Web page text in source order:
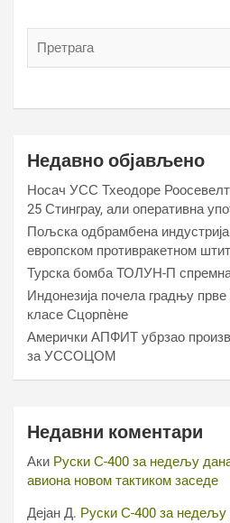
Недавно објављено
Носач УСС Тхеодоре
25 Стинграy, али оперативна
Пољска одбрамбена
европском противракетном
Турска бомба ТОЛУН-П
Индонезија почела градњу
класе Сцорпèне
Амерички АПФИТ убрзао
за УССОЦОМ
Недавни коментари
Аки Руски С-400 за недељу
авиона новом тактиком заседе
Дејан Д. Руски С-400 за недељу